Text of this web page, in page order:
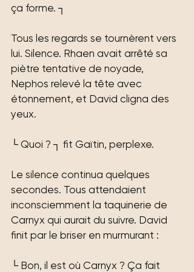
ça forme. ┐
Tous les regards se tournèrent vers
lui. Silence. Rhaen avait arrêté sa
piètre tentative de noyade,
Nephos relevé la tête avec
étonnement, et David cligna des
yeux.
└ Quoi ? ┐ fit Gaïtin, perplexe.
Le silence continua quelques
secondes. Tous attendaient
inconsciemment la taquinerie de
Carnyx qui aurait du suivre. David
finit par le briser en murmurant :
└ Bon, il est où Carnyx ? Ça fait